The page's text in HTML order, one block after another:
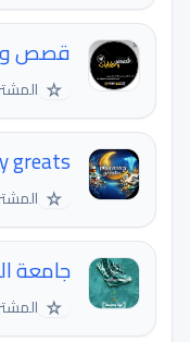
قصص
☆
greats
☆
جامعة
☆